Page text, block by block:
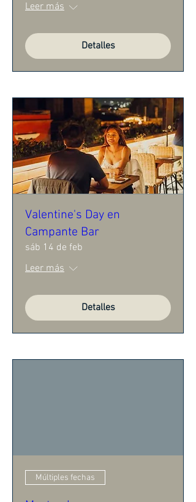
Leer más
Detalles
Valentine's Day en
Campante Bar
sáb 14 de feb
Leer más
Detalles
Múltiples fechas